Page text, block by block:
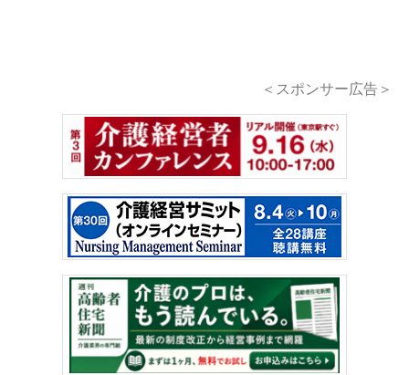
＜スポンサー広告＞